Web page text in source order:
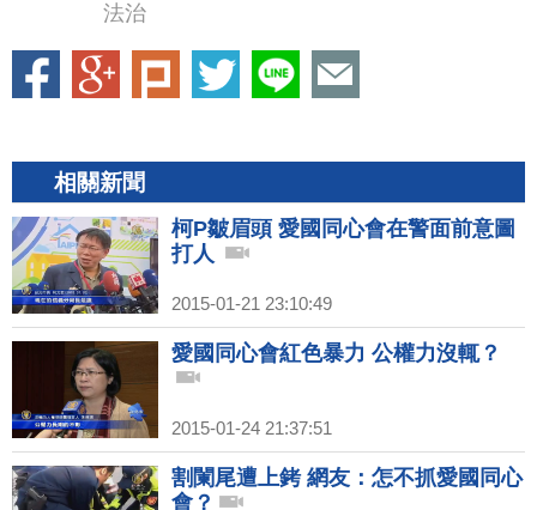
法治
相關新聞
柯P皺眉頭 愛國同心會在警面前意圖
打人
2015-01-21 23:10:49
愛國同心會紅色暴力 公權力沒輒？
2015-01-24 21:37:51
割闌尾遭上銬 網友：怎不抓愛國同心
會？